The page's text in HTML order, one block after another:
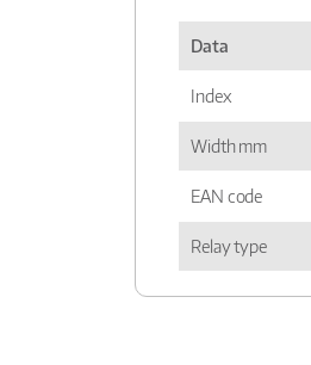
Data
Index
Width mm
EAN code
Relay type